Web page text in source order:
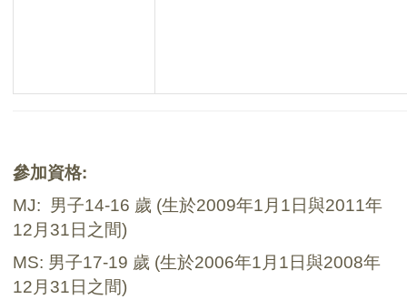
參加資格:
MJ: 男子14-16 歲 (生於2009年1 月 1日與2011年
12 月 31日之間)
MS: 男子17-19 歲 (生於2006年1 月 1日與2008年
12 月 31日之間)